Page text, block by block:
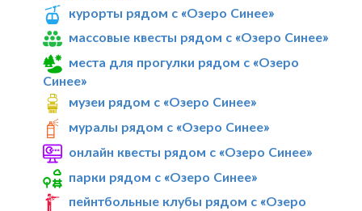
курорты рядом с «Озеро Синее»
массовые квесты рядом с «Озеро Синее»
места для прогулки рядом с «Озеро
Синее»
музеи рядом с «Озеро Синее»
муралы рядом с «Озеро Синее»
онлайн квесты рядом с «Озеро Синее»
парки рядом с «Озеро Синее»
пейнтбольные клубы рядом с «Озеро